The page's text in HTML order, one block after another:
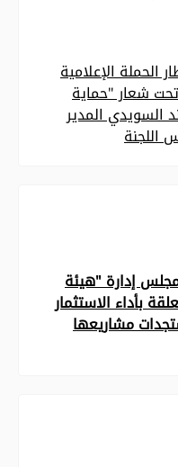
الحملة الإعلامية
شعار "حماية
السويدي المدير
اللجنة
الثالث لعام 2026 مجلس إدارة "هيئة
بأداء الاستثمار
مشاريعها